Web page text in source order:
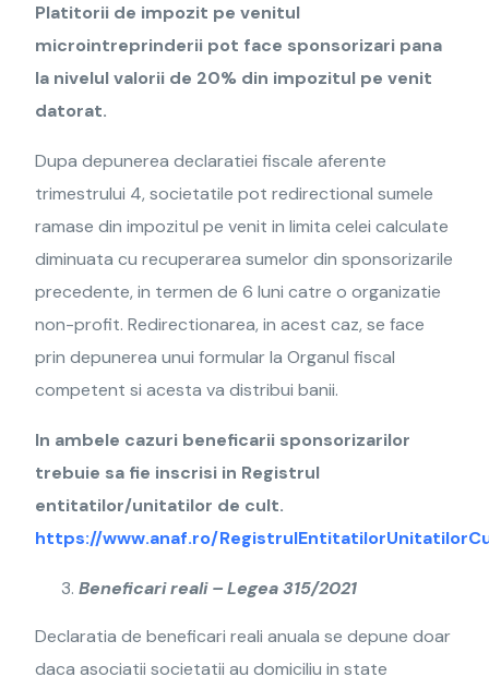
Platitorii de impozit pe venitul
microintreprinderii pot face sponsorizari pana
la nivelul valorii de 20% din impozitul pe venit
datorat.
Dupa depunerea declaratiei fiscale aferente
trimestrului 4, societatile pot redirectional sumele
ramase din impozitul pe venit in limita celei calculate
diminuata cu recuperarea sumelor din sponsorizarile
precedente, in termen de 6 luni catre o organizatie
non-profit. Redirectionarea, in acest caz, se face
prin depunerea unui formular la Organul fiscal
competent si acesta va distribui banii.
In ambele cazuri beneficarii sponsorizarilor
trebuie sa fie inscrisi in Registrul
entitatilor/unitatilor de cult.
https://www.anaf.ro/
Beneficari reali – Legea 315/2021
Declaratia de beneficari reali anuala se depune doar
daca asociatii societatii au domiciliu in state